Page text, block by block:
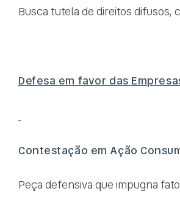
Busca tutela de direitos difusos,
Defesa em favor das
Contestação em Ação
Peça defensiva que impugna